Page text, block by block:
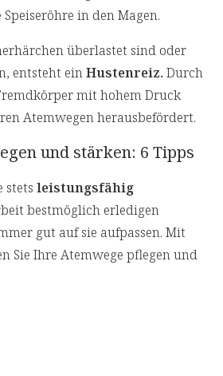
in den Magen.
überlastet sind oder
entsteht einHustenreiz. Durch
mit hohem Druck
Atemwegen herausbefördert.
und stärken: 6 Tipps
stets leistungsfähig
bestmöglich erledigen
gut auf sie aufpassen. Mit
Sie Ihre Atemwege pflegen und